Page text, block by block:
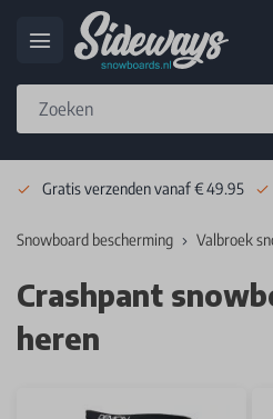
Gratis verzenden vanaf € 49.95
Snowboard bescherming Valbroek
Crashpant
heren